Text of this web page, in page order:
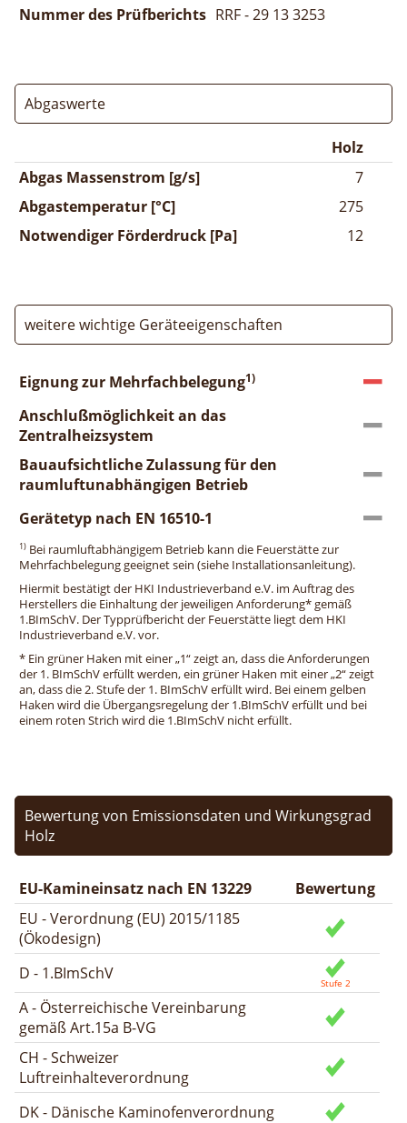
Nummer des Prüfberichts RRF - 29 13 3253
Abgaswerte
Holz
Abgas Massenstrom [g/s]
7
Abgastemperatur [°C]
275
Notwendiger Förderdruck [Pa]
12
weitere wichtige Geräteeigenschaften
Eignung zur Mehrfachbelegung1)
Anschlußmöglichkeit an das
Zentralheizsystem
Bauaufsichtliche Zulassung für den
raumluftunabhängigen Betrieb
Gerätetyp nach EN 16510-1
1) Bei raumluftabhängigem Betrieb kann die Feuerstätte zur
Mehrfachbelegung geeignet sein (siehe Installationsanleitung).
Hiermit bestätigt der HKI Industrieverband e.V. im Auftrag des
Herstellers die Einhaltung der jeweiligen Anforderung* gemäß
1.BImSchV. Der Typprüfbericht der Feuerstätte liegt dem HKI
Industrieverband e.V. vor.
* Ein grüner Haken mit einer „1“ zeigt an, dass die Anforderungen
der 1. BImSchV erfüllt werden, ein grüner Haken mit einer „2“ zeigt
an, dass die 2. Stufe der 1. BImSchV erfüllt wird. Bei einem gelben
Haken wird die Übergangsregelung der 1.BImSchV erfüllt und bei
einem roten Strich wird die 1.BImSchV nicht erfüllt.
Bewertung von Emissionsdaten und Wirkungsgrad
Holz
EU-Kamineinsatz nach EN 13229
Bewertung
EU - Verordnung (EU) 2015/1185
(Ökodesign)
D - 1.BImSchV
A - Österreichische Vereinbarung
gemäß Art.15a B-VG
CH - Schweizer
Luftreinhalteverordnung
DK - Dänische Kaminofenverordnung